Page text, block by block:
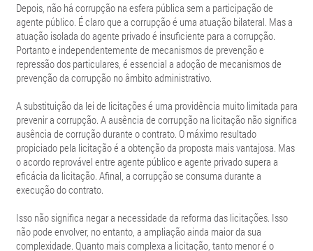
Depois, não há corrupção na esfera pública sem a participação de
agente público. É claro que a corrupção é uma atuação bilateral. Mas a
atuação isolada do agente privado é insuficiente para a corrupção.
Portanto e independentemente de mecanismos de prevenção e
repressão dos particulares, é essencial a adoção de mecanismos de
prevenção da corrupção no âmbito administrativo.
A substituição da lei de licitações é uma providência muito limitada para
prevenir a corrupção. A ausência de corrupção na licitação não significa
ausência de corrução durante o contrato. O máximo resultado
propiciado pela licitação é a obtenção da proposta mais vantajosa. Mas
o acordo reprovável entre agente público e agente privado supera a
eficácia da licitação. Afinal, a corrupção se consuma durante a
execução do contrato.
Isso não significa negar a necessidade da reforma das licitações. Isso
não pode envolver, no entanto, a ampliação ainda maior da sua
complexidade. Quanto mais complexa a licitação, tanto menor é o